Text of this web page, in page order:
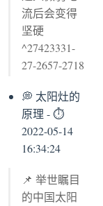
流后会变得
坚硬
^27423331-
27-2657-2718
💭 太阳灶的
原理 - ⏱
2022-05-14
16:34:24
📌 举世瞩目
的中国太阳